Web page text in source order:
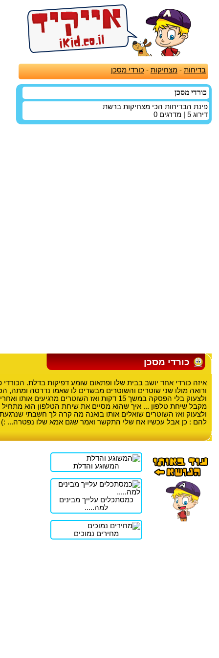
בדיחות -מצחיקות - כורדי מסכן
כורדי מסכן
פינת הבדיחות הכי מצחיקות ברשת
דירוג 5 | מדרגים 0
כורדי מסכן
איזה כורדי אחד יושב בבית שלו ופתאום שומע דפיקות בדלת.
ורואה מולו שני שוטרים והשוטרים מבשרים לו שאמו נדרסה ומתה,
ולצעוק בלי הפסקה במשך 15 דקות ואז השוטרים מרגיעים
מקבל שיחת טלפון ... איך שהוא מסיים את שיחת הטלפון הוא
ולצעוק ואז השוטרים שואלים אותו בואנה מה קרה לך חשבתי שנרגעת
להם : כן אבל עכשיו אח שלי התקשר ואמר שגם אמא שלו נפטרה... :)
המשוגע והדלת
כמסתכלים עלייך מבינים
למה.....
מחירים נמוכים